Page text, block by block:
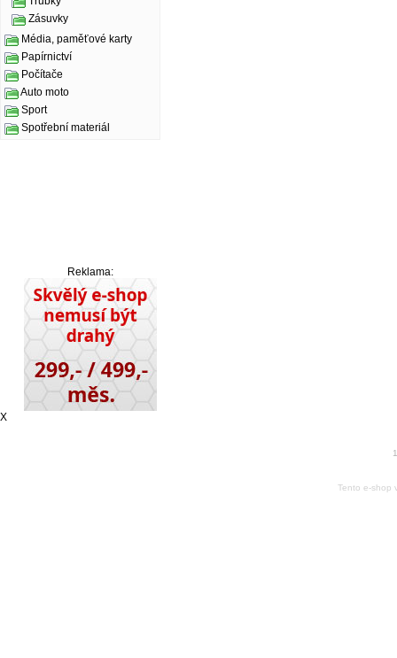
Zásuvky
Média, paměťové karty
Papírnictví
Počítače
Auto moto
Sport
Spotřební materiál
Reklama:
X
Tento e-shop